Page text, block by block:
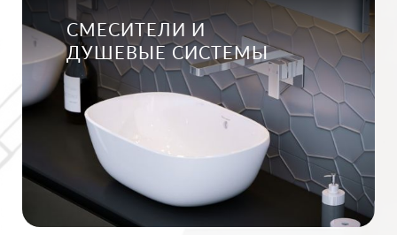
СМЕСИТЕЛИ И
ДУШЕВЫЕ СИСТЕМЫ